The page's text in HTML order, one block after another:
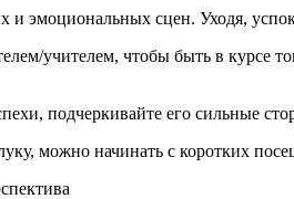
эмоциональных сцен. Уходя,
учителем, чтобы быть в курсе
подчеркивайте его сильные
можно начинать с коротких